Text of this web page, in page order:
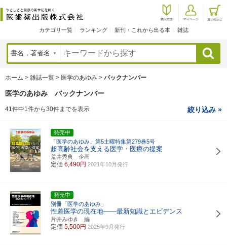
カテゴリ一覧 ランキング 新刊・これから出る本 雑誌
検索
ホーム > 雑誌一覧 > 医学のあゆみ > バックナンバー
医学のあゆみ バックナンバー
41件中1件から30件までを表示 絞り込み »
発売中
「医学のあゆみ」第5土曜特集第279巻5号
超高齢社会を支える医学・医療の提案
荒井秀典 企画
定価 6,490円 2021年10月発行
発売中
別冊「医学のあゆみ」
性差医学の現在地――最新知識とエビデンス
片井みゆき 編
定価 5,500円 2025年9月発行